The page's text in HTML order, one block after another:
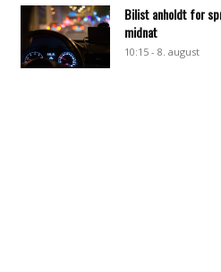
Bilist anholdt for
midnat
10:15 - 8. august